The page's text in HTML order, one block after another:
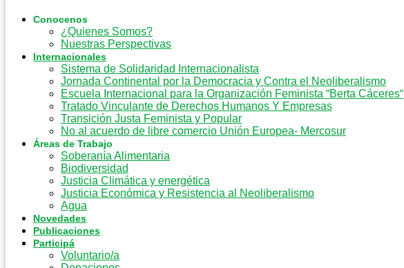
Conocenos
¿Quienes Somos?
Nuestras Perspectivas
Internacionales
Sistema de Solidaridad Internacionalista
Jornada Continental por la Democracia y Contra el Neoliberalismo
Escuela Internacional para la Organización Feminista “Berta Cáceres“
Tratado Vinculante de Derechos Humanos Y Empresas
Transición Justa Feminista y Popular
No al acuerdo de libre comercio Unión Europea- Mercosur
Áreas de Trabajo
Soberanía Alimentaria
Biodiversidad
Justicia Climática y energética
Justicia Económica y Resistencia al Neoliberalismo
Agua
Novedades
Publicaciones
Participá
Voluntario/a